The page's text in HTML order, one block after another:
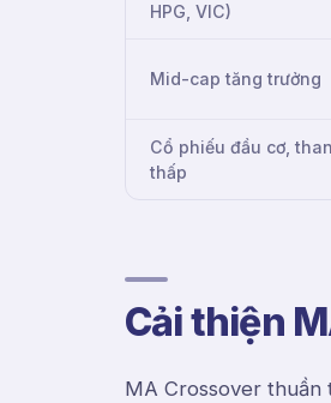
HPG, VIC)
Mid-cap tăng trưởng
Cổ phiếu đầu cơ,
thấp
Cải thiện
MA Crossover